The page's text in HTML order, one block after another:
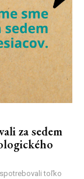
za sedem
toľko